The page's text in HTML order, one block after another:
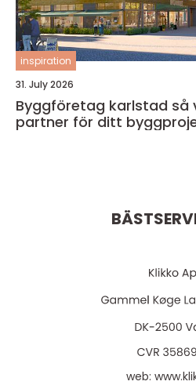
inspiration
31. July 2026
Byggföretag karlstad så väljer du rätt
partner för ditt
web: